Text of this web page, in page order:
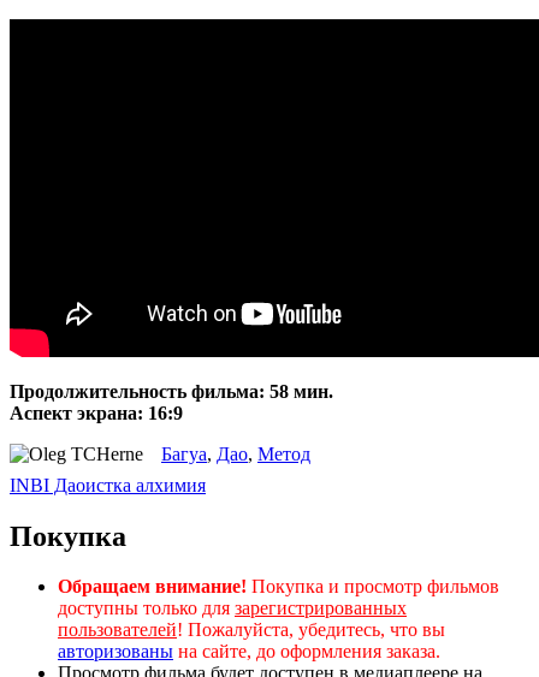
Продолжительность фильма: 58 мин.
Аспект экрана: 16:9
Багуа, Дао, Метод
INBI Даоистка алхимия
Покупка
Обращаем внимание! Покупка и просмотр фильмов
доступны только для зарегистрированных
пользователей! Пожалуйста, убедитесь, что вы
авторизованы на сайте, до оформления заказа.